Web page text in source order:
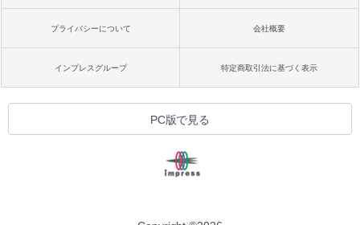
￥480
ードウェア・市販ソフトウェアのパーフ
ェクトリストと最新エミュレータ紹介
Amazon Kindle Colorsoft | 16GBストレ
ージ、防水、7インチカラーディスプレ
イ、色調調節ライト、最大8週間持続バッ
テリー、広告無し、ブラック (2025年発
売)
￥31,980
New Amazon Kindle Scribe Colorsoft |
11インチカラーディスプレイ、64GBスト
き、グラファイト
プライバシーについて 会社概要
インプレスグループ 特定商取引法に基づく表示
PC版で見る